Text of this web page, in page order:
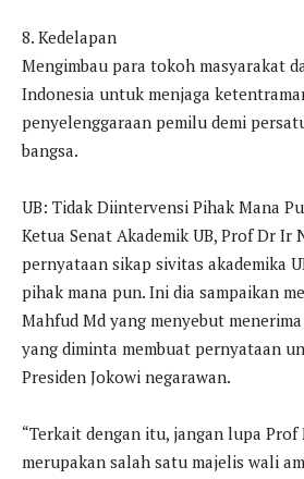
8. Kedelapan
Mengimbau para tokoh masyarakat
Indonesia untuk menjaga
penyelenggaraan pemilu demi
bangsa.
UB: Tidak Diintervensi Pihak Mana
Ketua Senat Akademik UB, Prof Dr Ir
pernyataan sikap sivitas akademika
pihak mana pun. Ini dia sampaikan
Mahfud Md yang menyebut
yang diminta membuat pernyataan
Presiden Jokowi negarawan.
“Terkait dengan itu, jangan lupa
merupakan salah satu majelis wali